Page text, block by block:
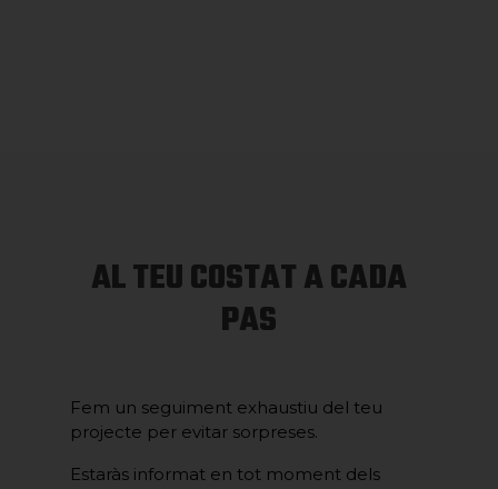
AL TEU COSTAT A CADA
PAS
Fem un seguiment exhaustiu del teu
projecte per evitar sorpreses.
Estaràs informat en tot moment dels